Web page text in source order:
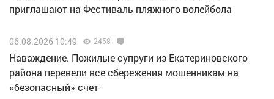
приглашают на Фестиваль пляжного волейбола
06.08.2026 10:49 2458
Наваждение. Пожилые супруги из Екатериновского
района перевели все сбережения мошенникам на
«безопасный» счет